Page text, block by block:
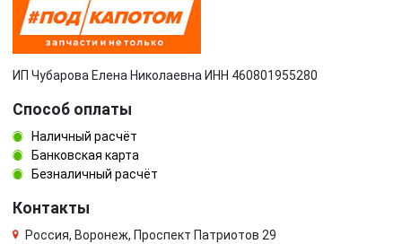
ИП Чубарова Елена Николаевна ИНН 460801955280
Способ оплаты
Наличный расчёт
Банковская карта
Безналичный расчёт
Контакты
Россия, Воронеж, Проспект Патриотов 29